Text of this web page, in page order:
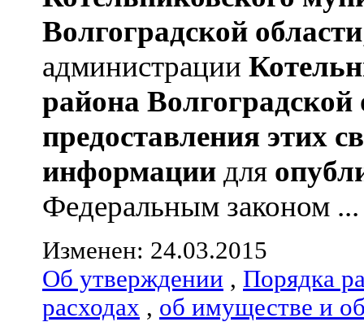
Волгоградской области
администрации
района Волгоградской
предоставления этих
информации для
Федеральным законом ...
Изменен: 24.03.2015
Об утверждении , Порядка
расходах , об имуществе и